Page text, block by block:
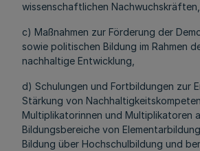
wissenschaftlichen Nachwuchskräften,
c) Maßnahmen zur Förderung der
sowie politischen Bildung im Rahmen
nachhaltige Entwicklung,
d) Schulungen und Fortbildungen zur
Stärkung von
Multiplikatorinnen und Multiplikatoren
Bildungsbereiche von
Bildung über Hochschulbildung und